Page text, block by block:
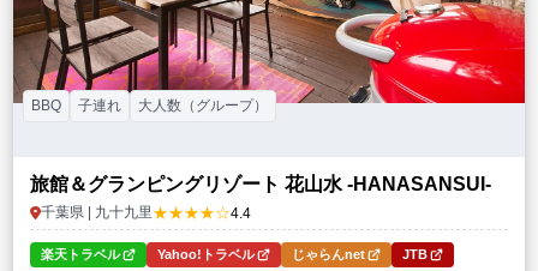
旅館＆グランピングリゾート 花山水 -HANASANSUI-
千葉県 | 九十九里★★★★☆4.4
BBQ 子連れ 大人数（グループ）
楽天トラベル Yahoo!トラベル じゃらんnet JTB